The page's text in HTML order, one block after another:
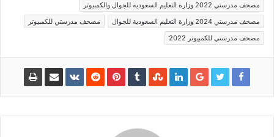
مصحف مدرستي 2022 وزارة التعليم السعودية للجوال والكمبيوتر
مصحف مدرستي 2024 وزارة التعليم السعودية للجوال
مصحف مدرستي للكمبيوتر
مصحف مدرستي للكمبيوتر 2022